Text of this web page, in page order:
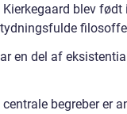
blev
en del af
begreber er